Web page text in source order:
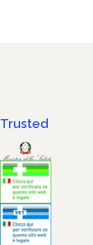
Trusted